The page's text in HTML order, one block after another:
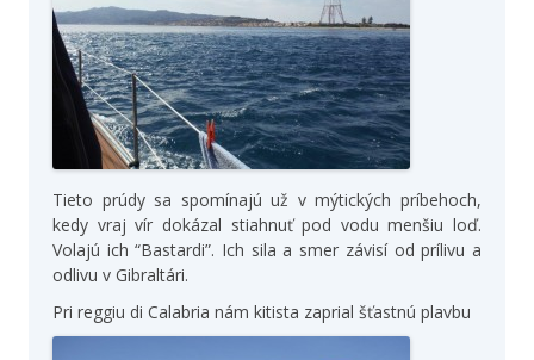
Tieto prúdy sa spomínajú už v mýtických príbehoch,
kedy vraj vír dokázal stiahnuť pod vodu menšiu loď.
Volajú ich “Bastardi”. Ich sila a smer závisí od prílivu a
odlivu v Gibraltári.
Pri reggiu di Calabria nám kitista zaprial šťastnú plavbu